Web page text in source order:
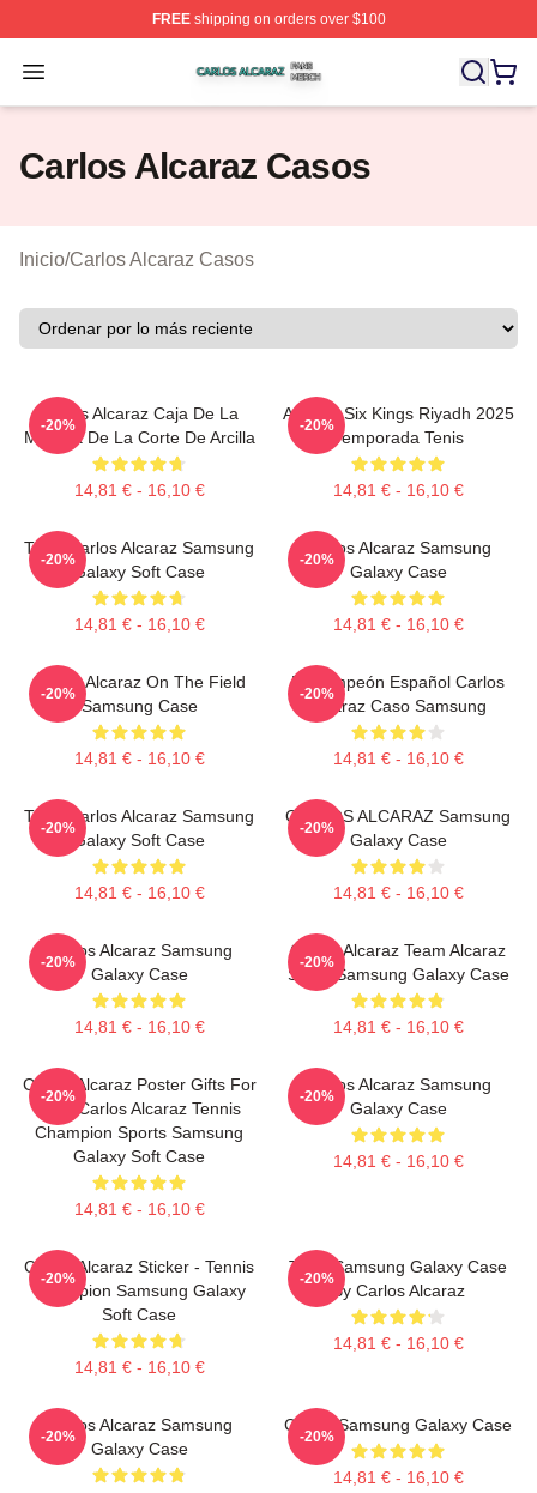
FREEshipping on orders over $100
Open menu
Carlos Alcaraz Shop ⚡️ Officially Licensed Carlos
Carlos Alcaraz Casos
Inicio/Carlos Alcaraz Casos
Carlos Alcaraz Caja De La
Mochila De La Corte De Arcilla
14,81 € - 16,10 €
-20%
Alcaraz Six Kings Riyadh 2025
Temporada Tenis
14,81 € - 16,10 €
-20%
Tenis Carlos Alcaraz Samsung
Galaxy Soft Case
14,81 € - 16,10 €
-20%
Carlos Alcaraz Samsung
Galaxy Case
14,81 € - 16,10 €
-20%
Carlos Alcaraz On The Field
Samsung Case
14,81 € - 16,10 €
-20%
El Campeón Español Carlos
Alcaraz Caso Samsung
14,81 € - 16,10 €
-20%
Tenis Carlos Alcaraz Samsung
Galaxy Soft Case
14,81 € - 16,10 €
-20%
CARLOS ALCARAZ Samsung
Galaxy Case
14,81 € - 16,10 €
-20%
Carlos Alcaraz Samsung
Galaxy Case
14,81 € - 16,10 €
-20%
Carlos Alcaraz Team Alcaraz
Spain Samsung Galaxy Case
14,81 € - 16,10 €
-20%
Carlos Alcaraz Poster Gifts For
Him, Carlos Alcaraz Tennis
Champion Sports Samsung
Galaxy Soft Case
14,81 € - 16,10 €
-20%
Carlos Alcaraz Samsung
Galaxy Case
14,81 € - 16,10 €
-20%
Carlos Alcaraz Sticker - Tennis
Champion Samsung Galaxy
Soft Case
14,81 € - 16,10 €
-20%
Tenis Samsung Galaxy Case
By Carlos Alcaraz
14,81 € - 16,10 €
-20%
Carlos Alcaraz Samsung
Galaxy Case
-20%
Carlos Samsung Galaxy Case
14,81 € - 16,10 €
-20%